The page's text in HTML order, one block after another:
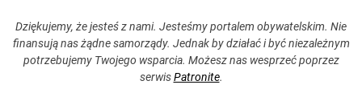
Dziękujemy, że jesteś z nami. Jesteśmy portalem obywatelskim. Nie
finansują nas żądne samorządy. Jednak by działać i być niezależnym
potrzebujemy Twojego wsparcia. Możesz nas wesprzeć poprzez
serwisPatronite.